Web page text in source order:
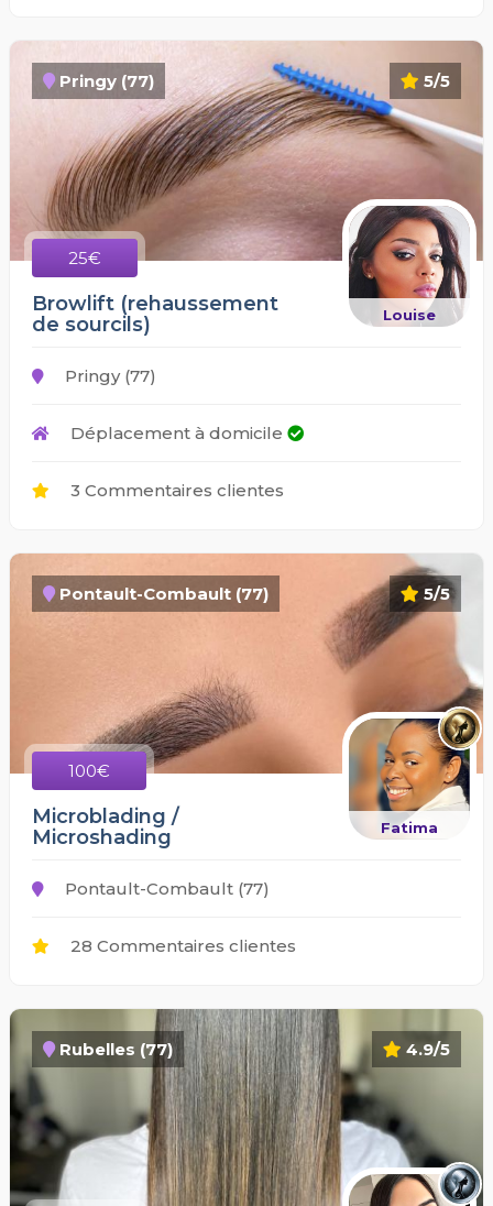
5/5
Pringy (77)
25€
Louise
Browlift (rehaussement
de sourcils)
Pringy (77)
Déplacement à domicile
3 Commentaires clientes
5/5
Pontault-Combault (77)
100€
Fatima
Microblading /
Microshading
Pontault-Combault (77)
28 Commentaires clientes
4.9/5
Rubelles (77)